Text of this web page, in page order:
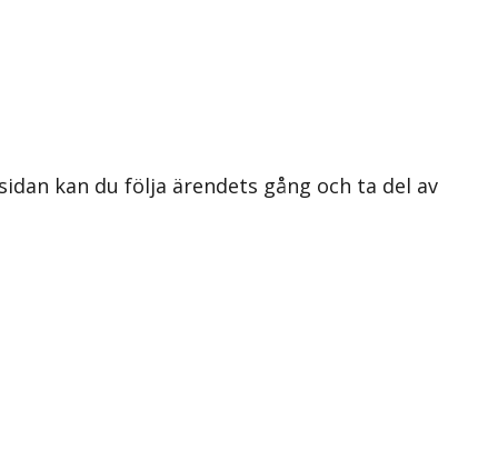
kan du följa ärendets gång och ta del av